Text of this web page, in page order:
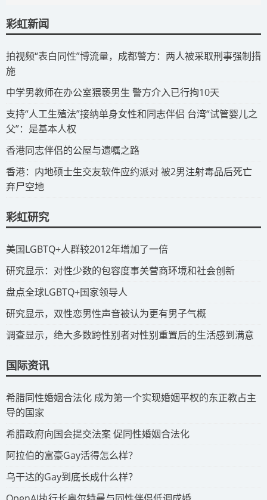
彩虹新闻
拍视频“表白同性”博流量，成都警方：两人被采取刑事强制措
施
​中学男教师在办公室猥亵男生 警方介入已行拘10天
​支持“人工生殖法”接纳单身女性和同志伴侣 台湾“试管婴儿之
父”：是基本人权
​香港同志伴侣的公屋与遗嘱之路
​香港：内地硕士生交友软件应约派对 被2男注射毒品后死亡
弃尸空地
彩虹研究
​美国LGBTQ+人群较2012年增加了一倍
​研究显示：对性少数的包容度事关营商环境和社会创新
​盘点全球LGBTQ+国家领导人
研究显示，双性恋男性声音被认为更有男子气概
调查显示，绝大多数跨性别者对性别重置后的生活感到满意
国际资讯
​希腊同性婚姻合法化 成为第一个实现婚姻平权的东正教占主
导的国家
​希腊政府向国会提交法案 促同性婚姻合法化
​阿拉伯的富豪Gay活得怎么样？
​乌干达的Gay到底长成什么样？